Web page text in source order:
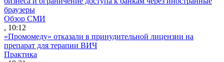
браузеры
Обзор СМИ
, 10:12
«Промомеду» отказали в принудительной лицензии на
препарат для терапии ВИЧ
Практика